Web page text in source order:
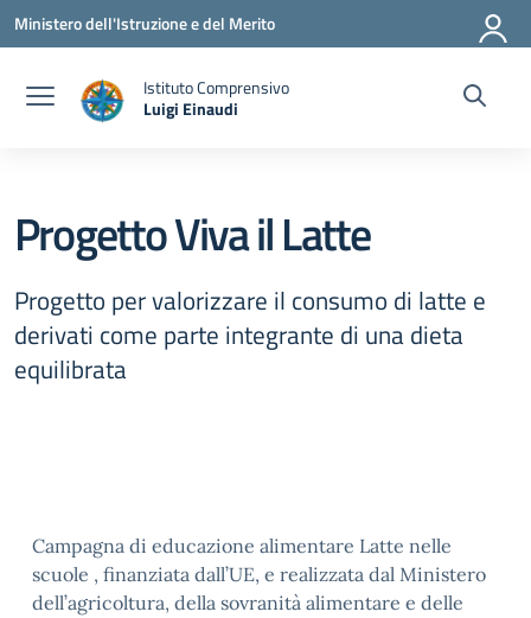
Vai ai contenuti
Vai al menu di navigazione
Vai al footer
Ministero dell'Istruzione e del Merito
Istituto Comprensivo
Luigi Einaudi
— Visita la pagina iniziale della scuola
Progetto Viva il Latte
Progetto per valorizzare il consumo di latte e
derivati come parte integrante di una dieta
equilibrata
Campagna di educazione alimentare Latte nelle
scuole , finanziata dall’UE, e realizzata dal Ministero
dell’agricoltura, della sovranità alimentare e delle